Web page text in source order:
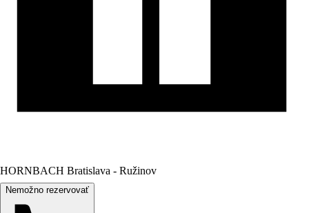
HORNBACH Bratislava - Ružinov
Nemožno rezervovať